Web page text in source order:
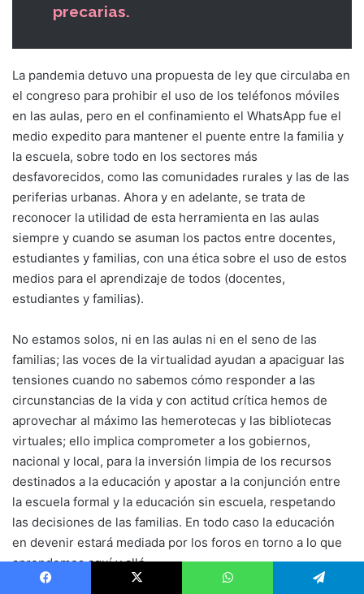
precarias.
La pandemia detuvo una propuesta de ley que circulaba en
el congreso para prohibir el uso de los teléfonos móviles
en las aulas, pero en el confinamiento el WhatsApp fue el
medio expedito para mantener el puente entre la familia y
la escuela, sobre todo en los sectores más
desfavorecidos, como las comunidades rurales y las de las
periferias urbanas. Ahora y en adelante, se trata de
reconocer la utilidad de esta herramienta en las aulas
siempre y cuando se asuman los pactos entre docentes,
estudiantes y familias, con una ética sobre el uso de estos
medios para el aprendizaje de todos (docentes,
estudiantes y familias).
No estamos solos, ni en las aulas ni en el seno de las
familias; las voces de la virtualidad ayudan a apaciguar las
tensiones cuando no sabemos cómo responder a las
circunstancias de la vida y con actitud crítica hemos de
aprovechar al máximo las hemerotecas y las bibliotecas
virtuales; ello implica comprometer a los gobiernos,
nacional y local, para la inversión limpia de los recursos
destinados a la educación y apostar a la conjunción entre
la escuela formal y la educación sin escuela, respetando
las decisiones de las familias. En todo caso la educación
en devenir estará mediada por los foros en torno a lo que
aprendemos aquí y allá.